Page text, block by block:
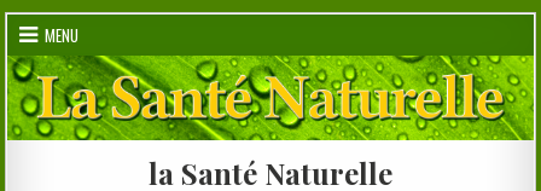
Skip
content
MENU
la Santé Naturelle